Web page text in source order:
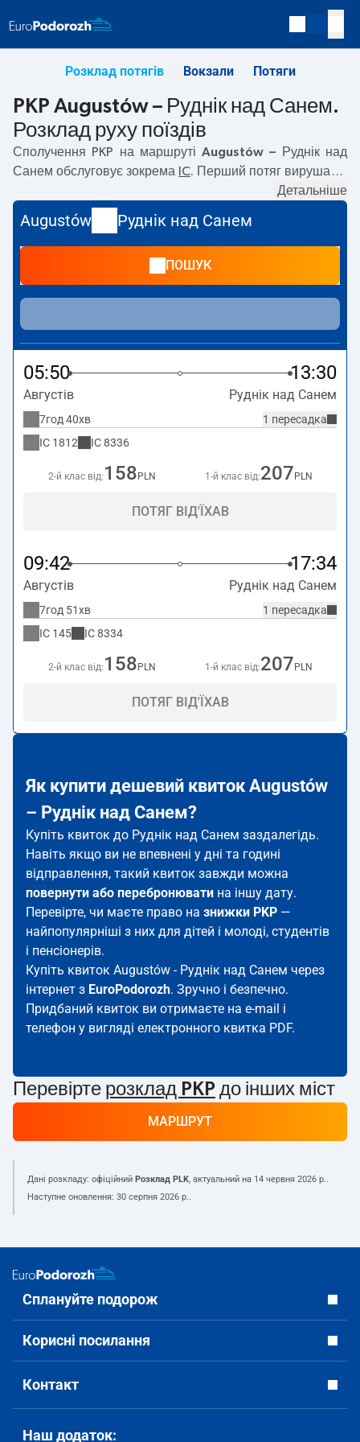
Розклад потягів Вокзали Потяги
PKP Augustów – Руднік над Санем.
Розклад руху поїздів
Сполучення PKP на маршруті Augustów – Руднік над
Санем обслуговує зокрема IC
. Перший потяг вирушає о
Руднік над Санемкурсують також інші потяги:
пропонують нижчу ціну квитка і зазвичай довший час
над Санем.
Детальніше
Augustów Руднік над Санем
ПОШУК
05:50 13:30
Августів Руднік над Санем
1 пересадка
7год 40хв
IC 1812 IC8336
2-й клас від: 158 PLN 1-й клас від:207 PLN
ПОТЯГ ВІД'ЇХАВ
09:42 17:34
Августів Руднік над Санем
1 пересадка
7год 51хв
IC 145 IC8334
2-й клас від: 158 PLN 1-й клас від:207 PLN
ПОТЯГ ВІД'ЇХАВ
Як купити дешевий квиток Augustów
– Руднік над Санем?
Купіть квиток до Руднік над Санем заздалегідь.
Навіть якщо ви не впевнені у дні та годині
відправлення, такий квиток завжди можна
повернути або перебронювати на іншу дату.
Перевірте, чи маєте право на знижки PKP —
найпопулярніші з них для дітей і молоді, студентів
і пенсіонерів.
Купіть квиток Augustów - Руднік над Санем через
інтернет з EuroPodorozh. Зручно і безпечно.
Придбаний квиток ви отримаєте на e-mail і
телефон у вигляді електронного квитка PDF.
Перевірте розклад PKP до інших міст
МАРШРУТ
Дані розкладу: офіційний Розклад PLK, актуальний на 14 червня 2026 р..
Наступне оновлення: 30 серпня 2026 р..
Сплануйте подорож
Корисні посилання
Контакт
Наш додаток: